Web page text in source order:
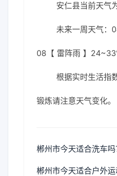
安仁县当前天气
未来一周天气
08【 雷阵雨 】
根据实时生活指
锻炼请注意天气变化。
郴州市今天适合洗车吗
郴州市今天适合户外运